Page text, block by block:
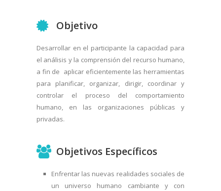
Objetivo
Desarrollar en el participante la capacidad para
el análisis y la comprensión del recurso humano,
a fin de aplicar eficientemente las herramientas
para planificar, organizar, dirigir, coordinar y
controlar el proceso del comportamiento
humano, en las organizaciones públicas y
privadas.
Objetivos Específicos
Enfrentar las nuevas realidades sociales de
un universo humano cambiante y con